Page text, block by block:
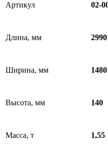
Артикул 02-
Длина, мм 2990
Ширина, мм 1480
Высота, мм 140
Масса, т 1,55